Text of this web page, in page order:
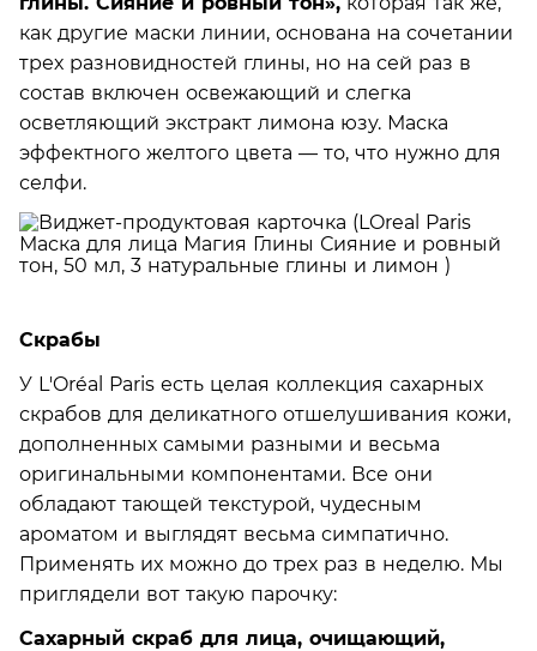
как другие маски линии, основана на сочетании
трех разновидностей глины, но на сей раз в
состав включен освежающий и слегка
осветляющий экстракт лимона юзу. Маска
эффектного желтого цвета — то, что нужно для
селфи.
Скрабы
У L'Oréal Paris есть целая коллекция сахарных
скрабов для деликатного отшелушивания кожи,
дополненных самыми разными и весьма
оригинальными компонентами. Все они
обладают тающей текстурой, чудесным
ароматом и выглядят весьма симпатично.
Применять их можно до трех раз в неделю. Мы
приглядели вот такую парочку:
Сахарный скраб для лица, очищающий,